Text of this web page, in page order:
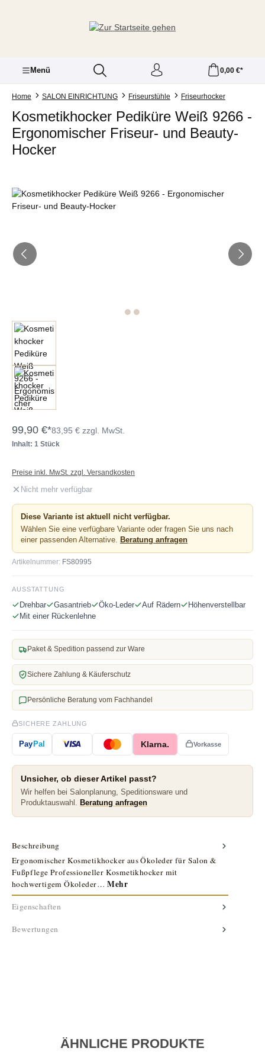
Menü 0,00 €*
Home SALON EINRICHTUNG Friseurstühle Friseurhocker
Kosmetikhocker Pediküre Weiß 9266 -
Ergonomischer Friseur- und Beauty-
Hocker
Bildergalerie überspringen
99,90 €*83,95 € zzgl. MwSt.
Inhalt: 1 Stück
Preise inkl. MwSt. zzgl. Versandkosten
Nicht mehr verfügbar
Diese Variante ist aktuell nicht verfügbar.
Wählen Sie eine verfügbare Variante oder fragen Sie uns nach
einer passenden Alternative.
Beratung anfragen
Artikelnummer: FS80995
AUSSTATTUNG
Drehbar Gasantrieb Öko-Leder Auf Rädern
Höhenverstellbar
Mit einer Rückenlehne
Paket & Spedition passend zur Ware
Sichere Zahlung & Käuferschutz
Persönliche Beratung vom Fachhandel
SICHERE ZAHLUNG
PayPal Klarna. Vorkasse
Unsicher, ob dieser Artikel passt?
Wir helfen bei Salonplanung, Speditionsware und
Produktauswahl.
Beratung anfragen
Beschreibung
Ergonomischer Kosmetikhocker aus Ökoleder für Salon &
Fußpflege Professioneller Kosmetikhocker mit
hochwertigem Ökoleder…Mehr
Eigenschaften
Bewertungen
ÄHNLICHE PRODUKTE